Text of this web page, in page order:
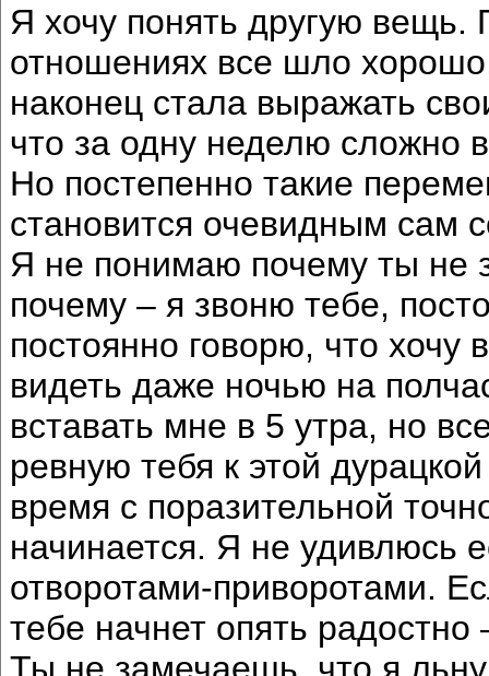
Я хочу понять другую
отношениях все шло
наконец стала выражать
что за одну неделю сложно
Но постепенно такие
становится очевидным сам
Я не понимаю почему ты не
почему – я звоню тебе,
постоянно говорю, что хочу
видеть даже ночью на
вставать мне в 5 утра, но
ревную тебя к этой
время с поразительной
начинается. Я не удивлюсь
отворотами-приворотами.
тебе начнет опять радостно